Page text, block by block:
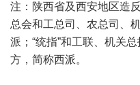
注：陕西省及西安地区造
总会和工总司、农总司、
派；“统指”和工联、机关
方，简称西派。